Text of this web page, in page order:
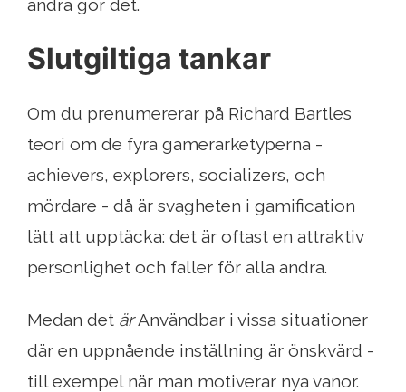
andra gör det.
Slutgiltiga tankar
Om du prenumererar på Richard Bartles
teori om de fyra gamerarketyperna -
achievers, explorers, socializers, och
mördare - då är svagheten i gamification
lätt att upptäcka: det är oftast en attraktiv
personlighet och faller för alla andra.
Medan det ärAnvändbar i vissa situationer
där en uppnående inställning är önskvärd -
till exempel när man motiverar nya vanor.